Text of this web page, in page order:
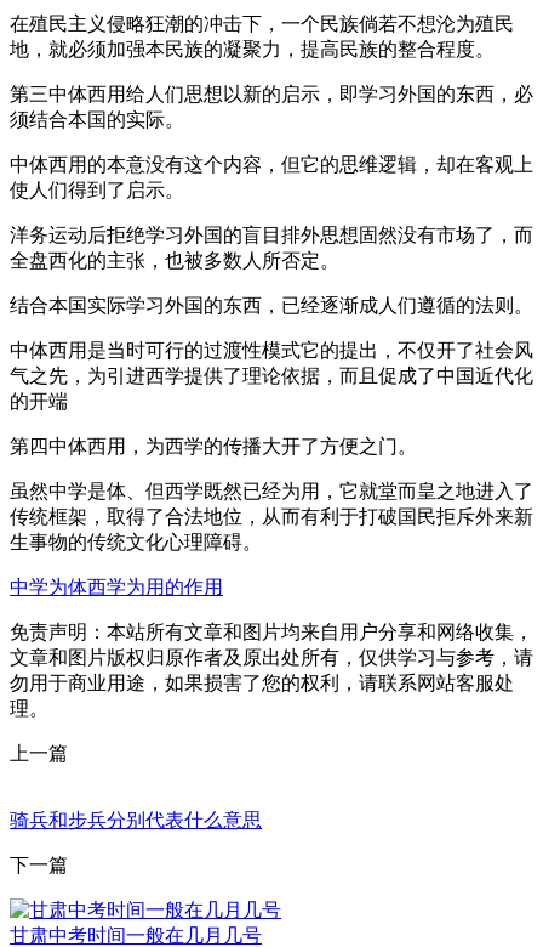
在殖民主义侵略狂潮的冲击下，一个民族倘若不想沦为殖民
地，就必须加强本民族的凝聚力，提高民族的整合程度。
第三中体西用给人们思想以新的启示，即学习外国的东西，必
须结合本国的实际。
中体西用的本意没有这个内容，但它的思维逻辑，却在客观上
使人们得到了启示。
洋务运动后拒绝学习外国的盲目排外思想固然没有市场了，而
全盘西化的主张，也被多数人所否定。
结合本国实际学习外国的东西，已经逐渐成人们遵循的法则。
中体西用是当时可行的过渡性模式它的提出，不仅开了社会风
气之先，为引进西学提供了理论依据，而且促成了中国近代化
的开端
第四中体西用，为西学的传播大开了方便之门。
虽然中学是体、但西学既然已经为用，它就堂而皇之地进入了
传统框架，取得了合法地位，从而有利于打破国民拒斥外来新
生事物的传统文化心理障碍。
中学为体西学为用的作用
免责声明：本站所有文章和图片均来自用户分享和网络收集，
文章和图片版权归原作者及原出处所有，仅供学习与参考，请
勿用于商业用途，如果损害了您的权利，请联系网站客服处
理。
上一篇
骑兵和步兵分别代表什么意思
下一篇
甘肃中考时间一般在几月几号